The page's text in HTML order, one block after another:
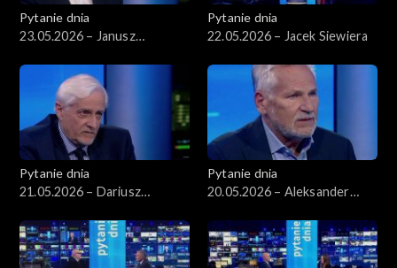
Pytanie dnia
23.05.2026 – Janusz
Pytanie dnia
22.05.2026 – Jacek Siewiera
Pytanie dnia
21.05.2026 – Dariusz
Pytanie dnia
20.05.2026 – Aleksander